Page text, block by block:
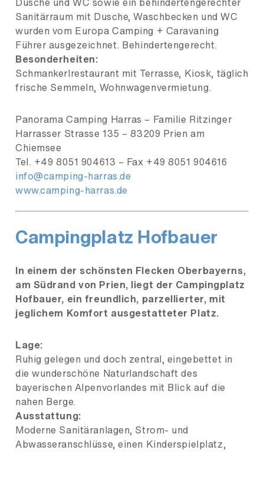
Sanitärraum mit Dusche, Waschbecken und WC
wurden vom Europa Camping + Caravaning
Führer ausgezeichnet. Behindertengerecht.
Besonderheiten:
Schmankerlrestaurant mit Terrasse, Kiosk, täglich
frische Semmeln, Wohnwagenvermietung.
Panorama Camping Harras – Familie Ritzinger
Harrasser Strasse 135 – 83209 Prien am
Chiemsee
Tel. +49 8051 904613 – Fax +49 8051 904616
info@camping-harras.de
www.camping-harras.de
Campingplatz Hofbauer
In einem der schönsten Flecken Oberbayerns,
am Südrand von Prien, liegt der Campingplatz
Hofbauer, ein freundlich, parzellierter, mit
jeglichem Komfort ausgestatteter Platz.
Lage:
Ruhig gelegen und doch zentral, eingebettet in
die wunderschöne Naturlandschaft des
bayerischen Alpenvorlandes mit Blick auf die
nahen Berge.
Ausstattung:
Moderne Sanitäranlagen, Strom- und
Abwasseranschlüsse, einen Kinderspielplatz,